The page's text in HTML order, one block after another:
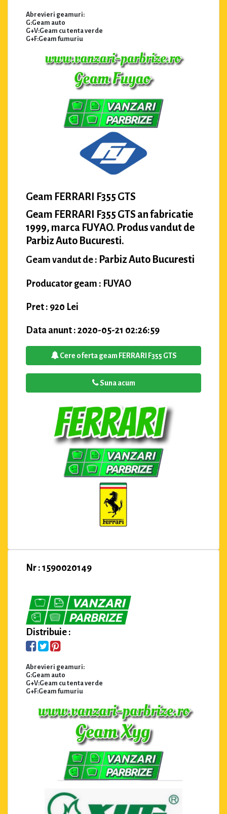
Abrevieri geamuri:
G:Geam auto
G+V:Geam cu tenta verde
G+F:Geam fumuriu
Geam FERRARI F355 GTS
Geam FERRARI F355 GTS an fabricatie
1999, marca FUYAO. Produs vandut de
Parbiz Auto Bucuresti.
Geam vandut de : Parbiz Auto Bucuresti
Producator geam : FUYAO
Pret : 920 Lei
Data anunt : 2020-05-21 02:26:59
Cere oferta geam FERRARI F355 GTS
Suna acum
Nr : 1590020149
Distribuie :
Abrevieri geamuri:
G:Geam auto
G+V:Geam cu tenta verde
G+F:Geam fumuriu